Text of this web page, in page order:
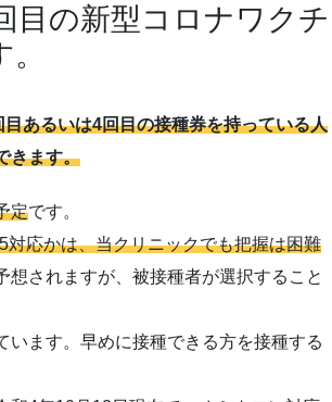
目の新型コロナワクチ
あるいは4回目の接種券を持っている人
きます。
定です。
対応かは、当クリニックでも把握は困難
されますが、被接種者が選択すること
ます。早めに接種できる方を接種する